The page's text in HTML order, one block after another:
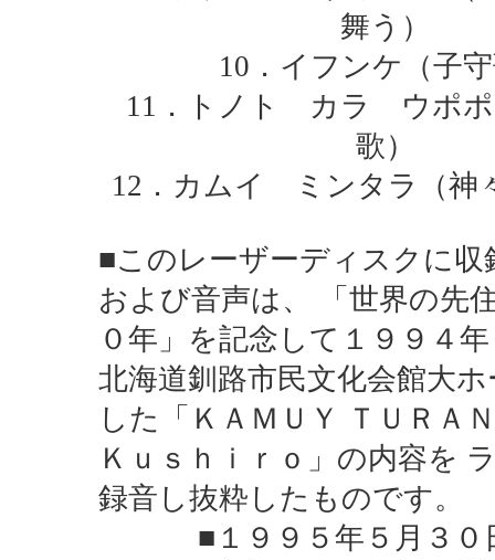
舞う）
10．イフンケ（子
11．トノト カラ ウポポ
歌）
12．カムイ ミンタラ（神
■このレーザーディスクに収
および音声は、 「世界の先
０年」を記念して１９９４
北海道釧路市民文化会館大
した「ＫＡＭＵＹ ＴＵＲＡ
Ｋｕｓｈｉｒｏ」の内容を
録音し抜粋したものです。
■１９９５年５月３０